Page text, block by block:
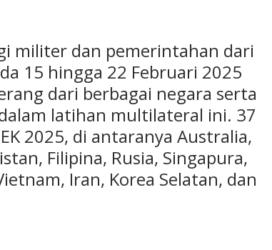
militer dan pemerintahan dari
15 hingga 22 Februari 2025
dari berbagai negara serta
latihan multilateral ini. 37
2025, di antaranya Australia,
Filipina, Rusia, Singapura,
Iran, Korea Selatan, dan